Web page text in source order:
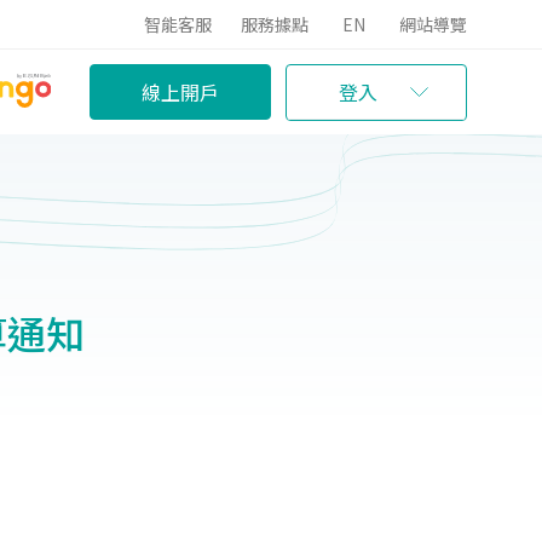
智能客服 服務據點 EN 網站導覽
線上開戶 登入
知